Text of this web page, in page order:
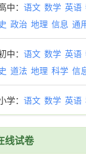
中： 语文 数学 英语
政治 地理 信息 通
中： 语文 数学 英语
道法 地理 科学 信
学： 语文 数学 英语
线试卷